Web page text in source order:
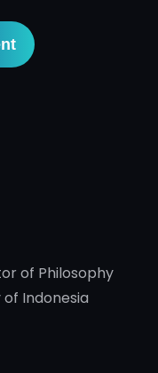
of Philosophy
Indonesia